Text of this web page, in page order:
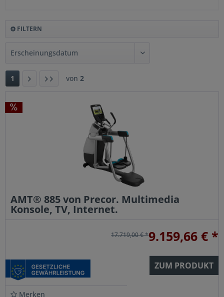
FILTERN
1 von 2
AMT® 885 von Precor. Multimedia
Konsole, TV, Internet.
9.159,66 € *
17.719,00 € *
ZUM PRODUKT
Merken